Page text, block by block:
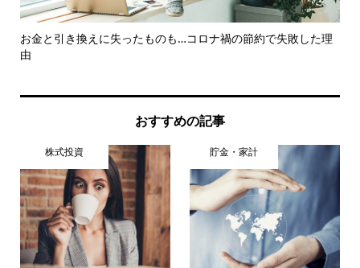
お金と引き換えに失ったものも…コロナ禍の節約で失敗した理
由
おすすめの記事
株式投資 貯金・家計